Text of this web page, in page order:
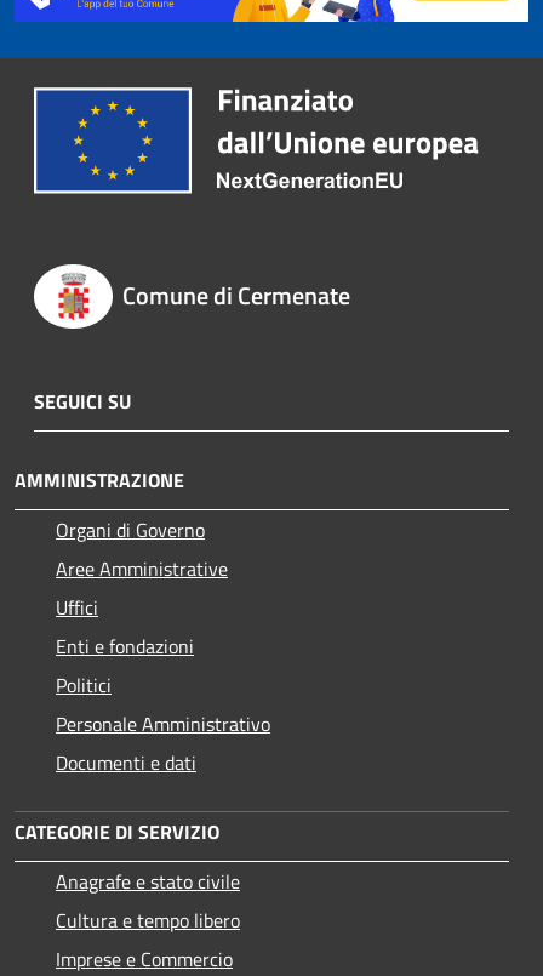
Comune di Cermenate
SEGUICI SU
AMMINISTRAZIONE
Organi di Governo
Aree Amministrative
Uffici
Enti e fondazioni
Politici
Personale Amministrativo
Documenti e dati
CATEGORIE DI SERVIZIO
Anagrafe e stato civile
Cultura e tempo libero
Imprese e Commercio